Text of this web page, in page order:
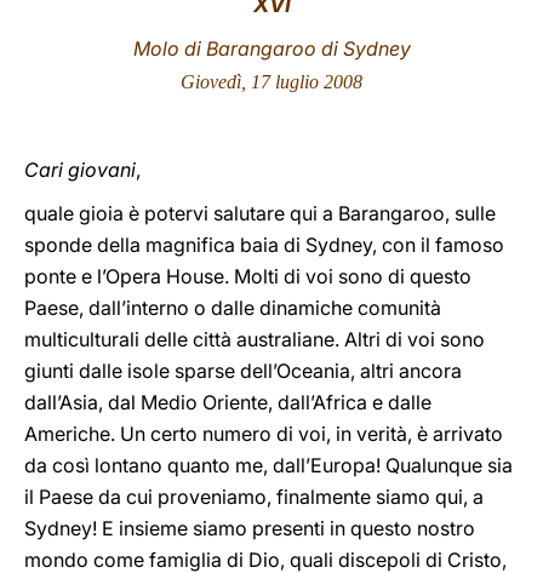
Molo di Barangaroo di Sydney
Giovedì, 17luglio 2008
Cari giovani,
quale gioia è potervi salutare qui a Barangaroo, sulle
sponde della magnifica baia di Sydney, con il famoso
ponte e l’Opera House. Molti di voi sono di questo
Paese, dall’interno o dalle dinamiche comunità
multiculturali delle città australiane. Altri di voi sono
giunti dalle isole sparse dell’Oceania, altri ancora
dall’Asia, dal Medio Oriente, dall’Africa e dalle
Americhe. Un certo numero di voi, in verità, è arrivato
da così lontano quanto me, dall’Europa! Qualunque sia
il Paese da cui proveniamo, finalmente siamo qui, a
Sydney! E insieme siamo presenti in questo nostro
mondo come famiglia di Dio, quali discepoli di Cristo,